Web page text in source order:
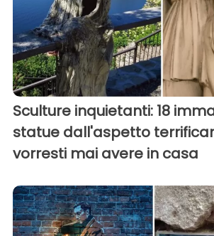
Sculture inquietanti: 18
statue dall'aspetto
vorresti mai avere in casa